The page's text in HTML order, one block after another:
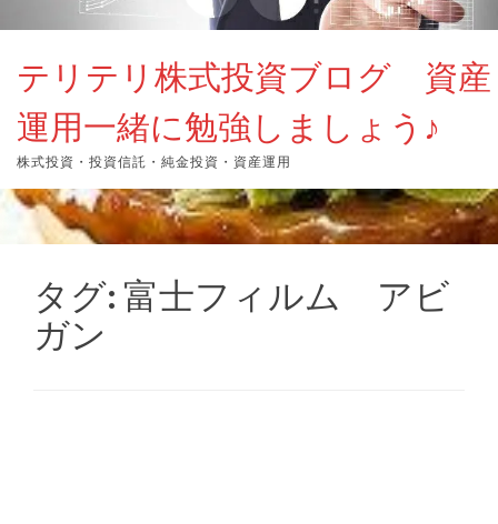
り
替
テリテリ株式投資ブログ 資産
運用一緒に勉強しましょう♪
株式投資・投資信託・純金投資・資産運用
タグ: 富士フィルム アビ
ガン